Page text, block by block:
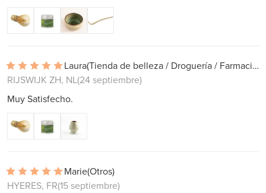
Laura
(Tienda de belleza / Droguería / Farmacia)
RIJSWIJK ZH, NL(24 septiembre)
Muy Satisfecho.
Marie(Otros)
HYERES, FR(15 septiembre)